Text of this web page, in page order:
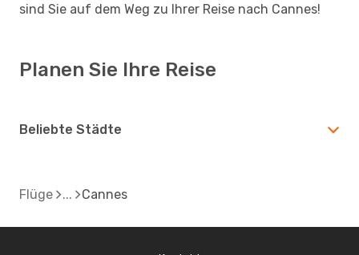
sind Sie auf dem Weg zu Ihrer Reise nach Cannes!
Planen Sie Ihre Reise
Beliebte Städte
Flüge Cannes